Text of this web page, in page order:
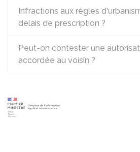
Infractions aux règles
délais de prescription ?
Peut-on contester une
accordée au voisin ?